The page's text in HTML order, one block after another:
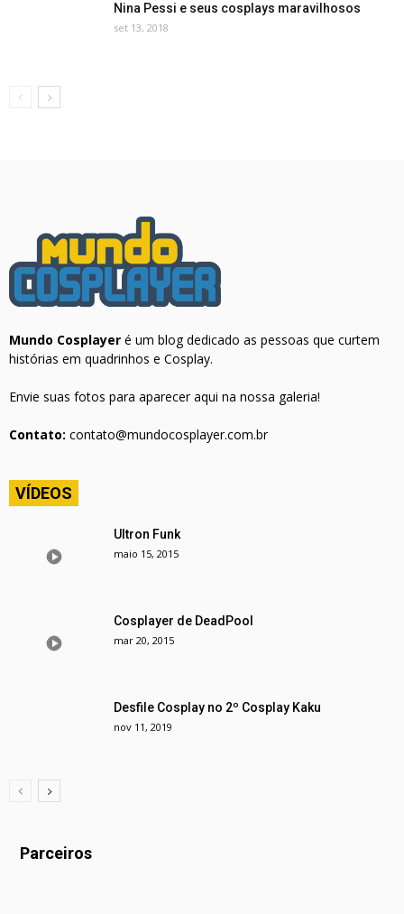
Nina Pessi e seus cosplays maravilhosos
set 13, 2018
Mundo Cosplayer é um blog dedicado as pessoas que curtem
histórias em quadrinhos e Cosplay.
Envie suas fotos para aparecer aqui na nossa galeria!
Contato: contato@mundocosplayer.com.br
VÍDEOS
Ultron Funk
maio 15, 2015
Cosplayer de DeadPool
mar 20, 2015
Desfile Cosplay no 2º Cosplay Kaku
nov 11, 2019
Parceiros